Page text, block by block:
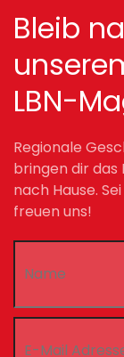
Bleib
LBN-
Regionale
bringen dir das
nach Hause.
freuen uns!